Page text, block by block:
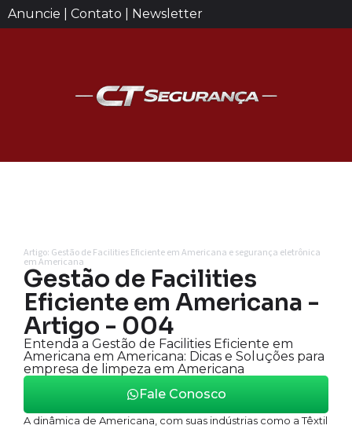
Anuncie | Contato | Newsletter
Artigo: Gestão de Facilities Eficiente em Americana e segurança eletrônica
em Americana
Gestão de Facilities
Eficiente em Americana -
Artigo - 004
Entenda a Gestão de Facilities Eficiente em
Americana em Americana: Dicas e Soluções para
empresa de limpeza em Americana
Fale Conosco
A dinâmica de Americana, com suas indústrias como a Têxtil